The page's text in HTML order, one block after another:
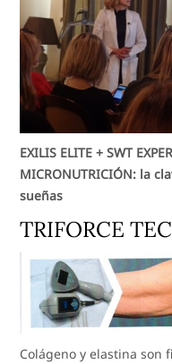
EXILIS ELITE + SWT
MICRONUTRICIÓN: la
sueñas
TRIFORCE
Colágeno y elastina son